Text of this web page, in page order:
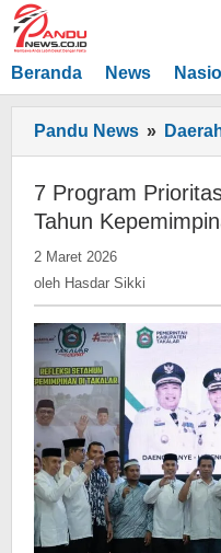
Lewati
ke
konten
Beranda News
Pandu News »
7 Program
Tahun
2 Maret 2026
Hasdar
oleh Hasdar Sikki